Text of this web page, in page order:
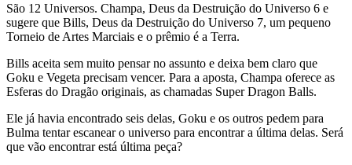
São 12 Universos. Champa, Deus da Destruição do Universo 6 e
sugere que Bills, Deus da Destruição do Universo 7, um pequeno
Torneio de Artes Marciais e o prêmio é a Terra.
Bills aceita sem muito pensar no assunto e deixa bem claro que
Goku e Vegeta precisam vencer. Para a aposta, Champa oferece as
Esferas do Dragão originais, as chamadas Super Dragon Balls.
Ele já havia encontrado seis delas, Goku e os outros pedem para
Bulma tentar escanear o universo para encontrar a última delas. Será
que vão encontrar está última peça?